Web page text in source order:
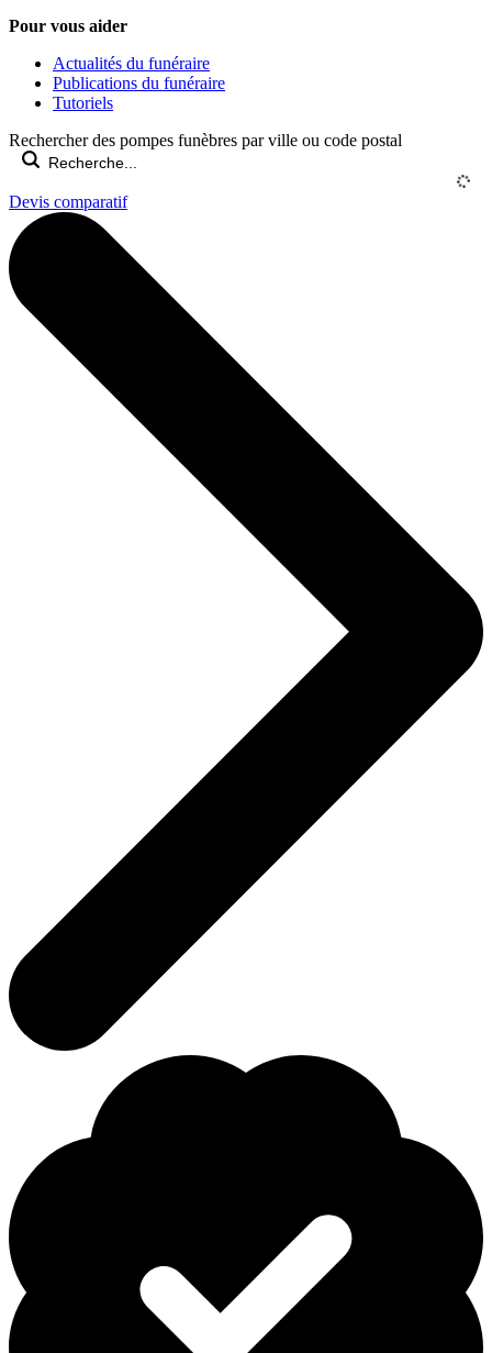
Pour vous aider
Actualités du funéraire
Publications du funéraire
Tutoriels
Rechercher des pompes funèbres par ville ou code postal
Devis comparatif